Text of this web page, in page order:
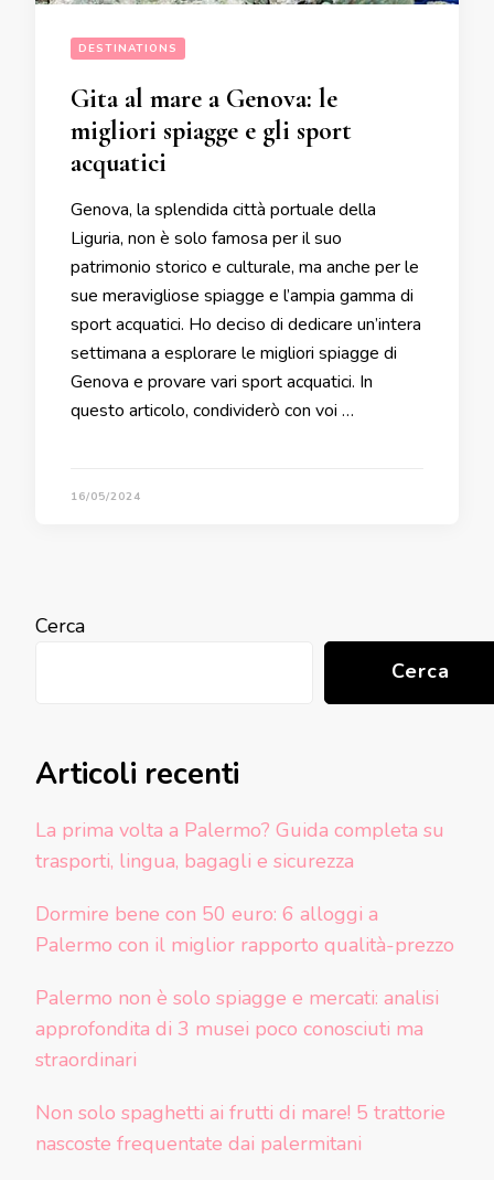
DESTINATIONS
Gita al mare a Genova: le
migliori spiagge e gli sport
acquatici
Genova, la splendida città portuale della
Liguria, non è solo famosa per il suo
patrimonio storico e culturale, ma anche per le
sue meravigliose spiagge e l’ampia gamma di
sport acquatici. Ho deciso di dedicare un’intera
settimana a esplorare le migliori spiagge di
Genova e provare vari sport acquatici. In
questo articolo, condividerò con voi …
16/05/2024
Cerca
Cerca
Articoli recenti
La prima volta a Palermo? Guida completa su
trasporti, lingua, bagagli e sicurezza
Dormire bene con 50 euro: 6 alloggi a
Palermo con il miglior rapporto qualità-prezzo
Palermo non è solo spiagge e mercati: analisi
approfondita di 3 musei poco conosciuti ma
straordinari
Non solo spaghetti ai frutti di mare! 5 trattorie
nascoste frequentate dai palermitani